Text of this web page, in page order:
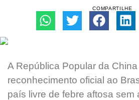
COMPARTILHE
A República Popular da
reconhecimento oficial ao
país livre de febre aftosa sem